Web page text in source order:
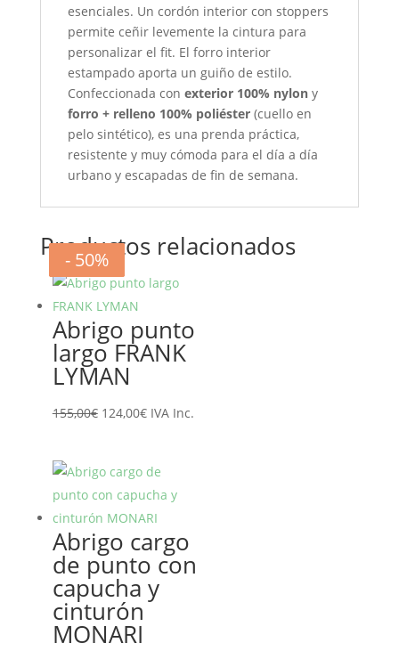
esenciales. Un cordón interior con stoppers
permite ceñir levemente la cintura para
personalizar el fit. El forro interior
estampado aporta un guiño de estilo.
Confeccionada con exterior 100% nylony
forro + relleno 100% poliéster(cuello en
pelo sintético), es una prenda práctica,
resistente y muy cómoda para el día a día
urbano y escapadas de fin de semana.
Productos relacionados
- 20%
Abrigo punto
largo FRANK
LYMAN
155,00€ El
era:
155,00€.
124,00€El
es:
124,00€.
IVA Inc.
- 50%
Abrigo cargo
de punto con
capucha y
cinturón
MONARI
- 20%
- 50%